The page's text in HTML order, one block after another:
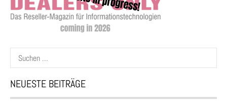
Suchen
nach:
NEUESTE BEITRÄGE